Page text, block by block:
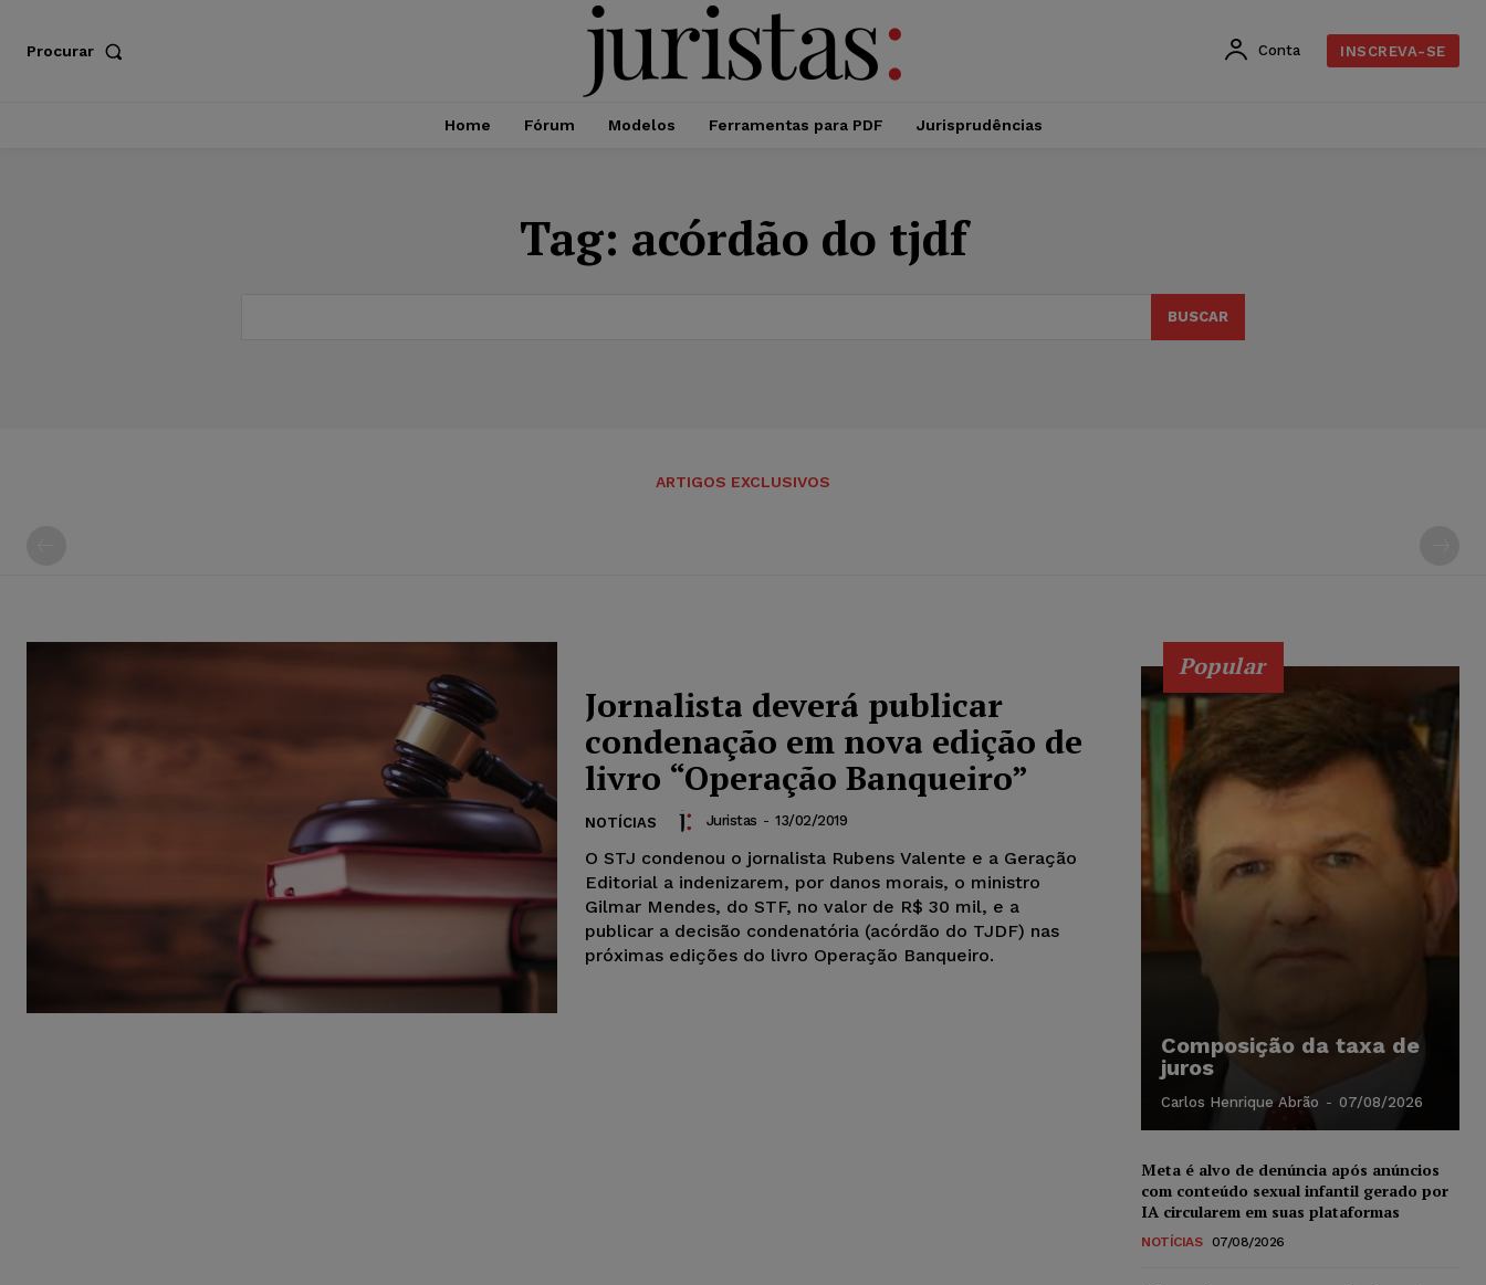
Procurar Conta INSCREVA-SE
Home Fórum Modelos Ferramentas para PDF Jurisprudências
Tag: acórdão do tjdf
BUSCAR
ARTIGOS EXCLUSIVOS
Jornalista deverá publicar
condenação em nova edição de
livro “Operação Banqueiro”
NOTÍCIAS Juristas - 13/02/2019
O STJ condenou o jornalista Rubens Valente e a Geração
Editorial a indenizarem, por danos morais, o ministro
Gilmar Mendes, do STF, no valor de R$ 30 mil, e a
publicar a decisão condenatória (acórdão do TJDF) nas
próximas edições do livro Operação Banqueiro.
Popular
Composição da taxa de
juros
Carlos Henrique Abrão - 07/08/2026
Meta é alvo de denúncia após anúncios
com conteúdo sexual infantil gerado por
IA circularem em suas plataformas
NOTÍCIAS 07/08/2026